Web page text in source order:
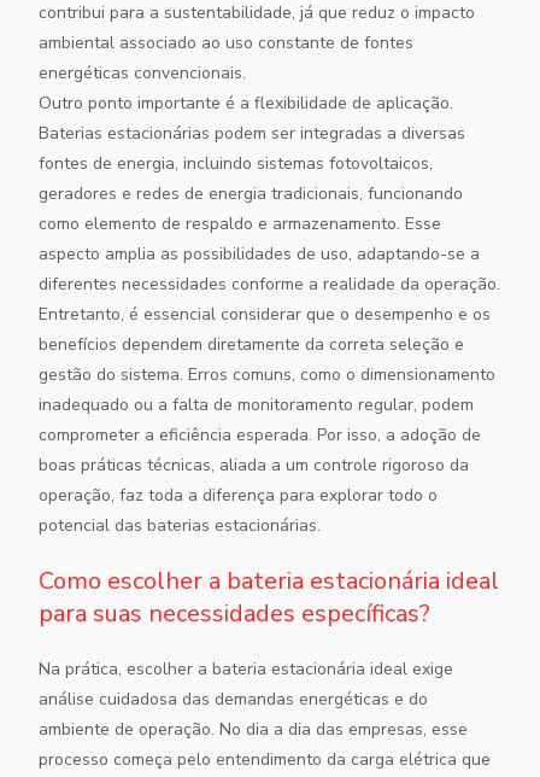
contribui para a sustentabilidade, já que reduz o impacto
ambiental associado ao uso constante de fontes
energéticas convencionais.
Outro ponto importante é a flexibilidade de aplicação.
Baterias estacionárias podem ser integradas a diversas
fontes de energia, incluindo sistemas fotovoltaicos,
geradores e redes de energia tradicionais, funcionando
como elemento de respaldo e armazenamento. Esse
aspecto amplia as possibilidades de uso, adaptando-se a
diferentes necessidades conforme a realidade da operação.
Entretanto, é essencial considerar que o desempenho e os
benefícios dependem diretamente da correta seleção e
gestão do sistema. Erros comuns, como o dimensionamento
inadequado ou a falta de monitoramento regular, podem
comprometer a eficiência esperada. Por isso, a adoção de
boas práticas técnicas, aliada a um controle rigoroso da
operação, faz toda a diferença para explorar todo o
potencial das baterias estacionárias.
Como escolher a bateria estacionária ideal
para suas necessidades específicas?
Na prática, escolher a bateria estacionária ideal exige
análise cuidadosa das demandas energéticas e do
ambiente de operação. No dia a dia das empresas, esse
processo começa pelo entendimento da carga elétrica que